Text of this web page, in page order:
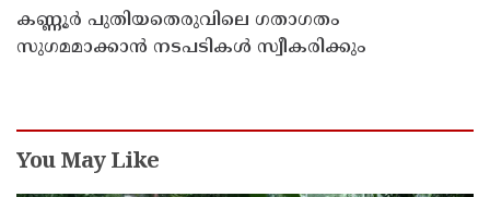
കണ്ണൂർ പുതിയതെരുവിലെ ഗതാഗതം
സുഗമമാക്കാന്‍ നടപടികള്‍ സ്വീകരിക്കും
You May Like